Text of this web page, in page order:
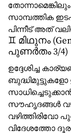
സാമ്പത്തിക
പിന്നീട് അത്
♊ മിഥുനം
പുണർതം 3/4)
ഉദ്ദേശിച്ച
സൗഹൃദങ്ങൾ
വഴിത്തിരിവോ
വിദേശത്തോ